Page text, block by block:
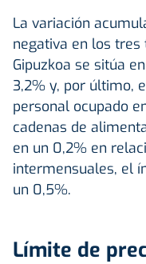
La variación
negativa en los
Gipuzkoa se sitúa
3,2% y, por último,
personal ocupado
cadenas de
en un 0,2% en
intermensuales, el
un 0,5%.
Límite de